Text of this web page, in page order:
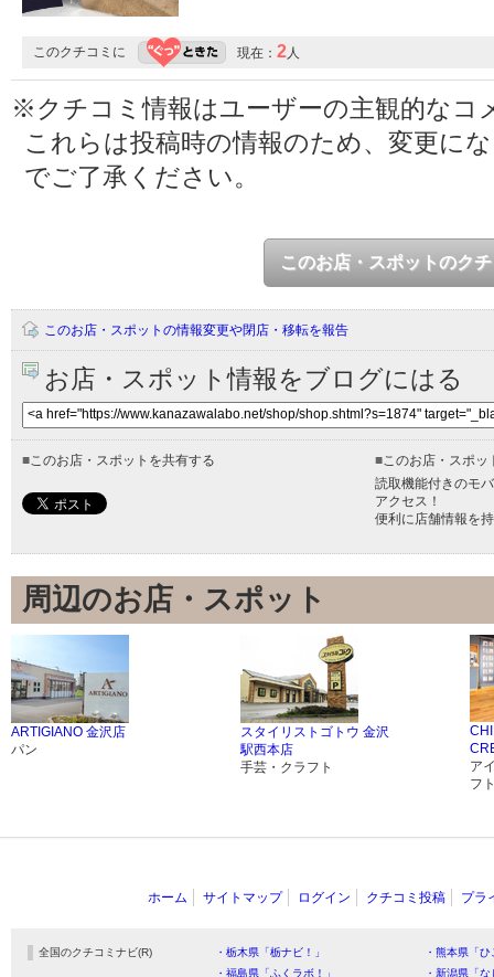
このクチコミに 現在： 2 人
※クチコミ情報はユーザーの主観的なコ
これらは投稿時の情報のため、変更に
でご了承ください。
このお店・スポットのク
このお店・スポットの情報変更や閉店・移転を報告
お店・スポット情報をブログにはる
■ このお店・スポットを共有する ■ このお店・スポ
読取機能付きのモ
アクセス！
便利に店舗情報を
周辺のお店・スポット
ARTIGIANO 金沢店
パン
スタイリストゴトウ 金沢
駅西本店
手芸・クラフト
ア
フ
ホーム サイトマップ ログイン クチコミ投稿 プラ
全国のクチコミナビ(R) ・栃木県「栃ナビ！」
・熊本県「
・福島県「ふくラボ！」
・新潟県「